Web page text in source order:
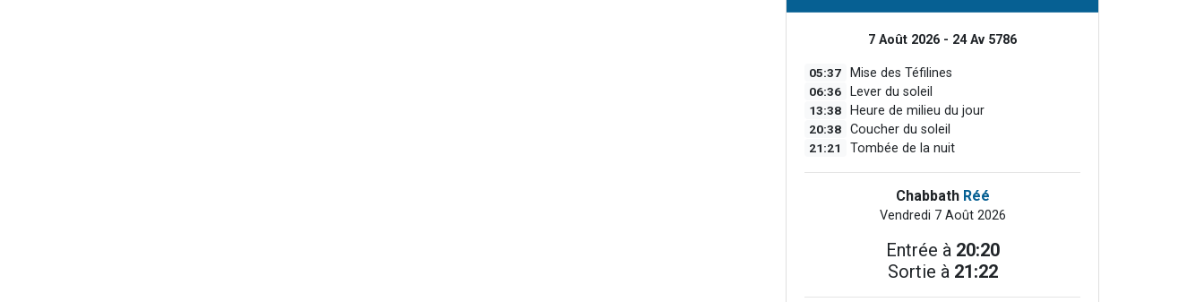
7 Août 2026 - 24 Av 5786
05:37 Mise des Téfilines
06:36 Lever du soleil
13:38 Heure de milieu du jour
20:38 Coucher du soleil
21:21 Tombée de la nuit
Chabbath Réé
Vendredi 7 Août 2026
Entrée à 20:20
Sortie à 21:22